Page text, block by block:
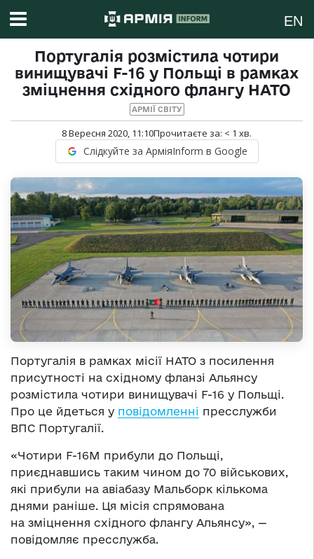
EN
Португалія розмістила чотири
винищувачі F-16 у Польщі в рамках
зміцнення східного флангу НАТО
АРМІЇ СВІТУ
8 Вересня 2020, 11:10Прочитаєте за: < 1 хв.
Слідкуйте за АрміяInform в Google
Португалія в рамках місії НАТО з посилення
присутності на східному фланзі Альянсу
розмістила чотири винищувачі F-16 у Польщі.
Про це йдеться у повідомленні пресслужби
ВПС Португалії.
«Чотири F-16M прибули до Польщі,
приєднавшись таким чином до 70 військових,
які прибули на авіабазу Мальборк кількома
днями раніше. Ця місія спрямована
на зміцнення східного флангу Альянсу», —
повідомляє пресслужба.